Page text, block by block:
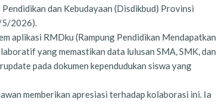
dan Kebudayaan (Disdikbud) Provinsi
5/2026).
aplikasi RMDku (Rampung Pendidikan Mendapatkan
yang memastikan data lulusan SMA, SMK, dan
pada dokumen kependudukan siswa yang
memberikan apresiasi terhadap kolaborasi ini. Ia